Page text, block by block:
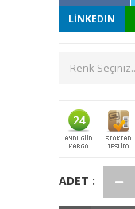
LINKEDIN
ADET :